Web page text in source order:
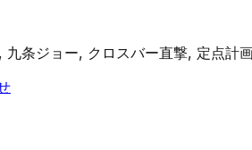
条ジョー, クロスバー直撃, 定点計